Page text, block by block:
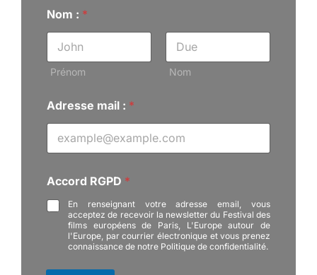
a
i
:
A
e
s
e
Nom : *
Prénom Nom
Adresse mail : *
Accord RGPD *
En renseignant votre adresse email, vous
acceptez de recevoir la newsletter du Festival des
films européens de Paris, L'Europe autour de
l'Europe, par courrier électronique et vous prenez
connaissance de notre Politique de confidentialité.